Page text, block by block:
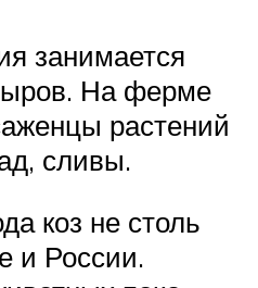
занимается
На ферме
растений
сливы.
коз не столь
и России.